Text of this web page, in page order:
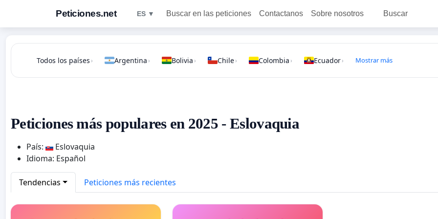
Peticiones.net ES ▼ Buscar en las peticiones Contactanos Sobre nosotros Buscar
Todos los países › Argentina › Bolivia › Chile› Colombia › Ecuador› Mostrar más
Peticiones más populares en 2025 - Eslovaquia
País:
Eslovaquia
Idioma: Español
Tendencias Peticiones más recientes